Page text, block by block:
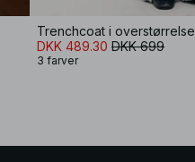
Trenchcoat i overstørrelse
DKK 489.30 DKK 699
3 farver